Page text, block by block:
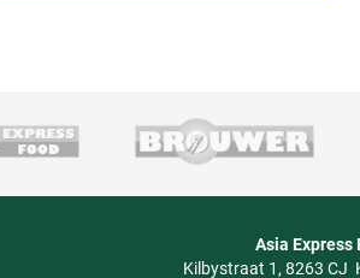
Asia Express
Kilbystraat 1 8263 CJ